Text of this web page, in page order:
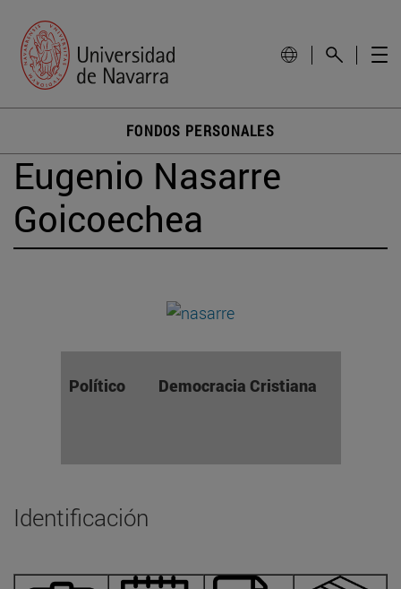
FONDOS PERSONALES
Eugenio Nasarre
Goicoechea
Político Democracia Cristiana
Identificación